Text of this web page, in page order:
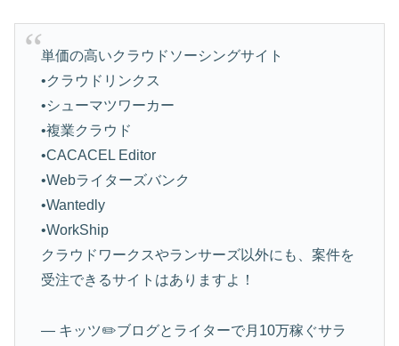
単価の高いクラウドソーシングサイト
•クラウドリンクス
•シューマツワーカー
•複業クラウド
•CACACEL Editor
•Webライターズバンク
•Wantedly
•WorkShip
クラウドワークスやランサーズ以外にも、案件を
受注できるサイトはありますよ！
— キッツ✏️ブログとライターで月10万稼ぐサラ